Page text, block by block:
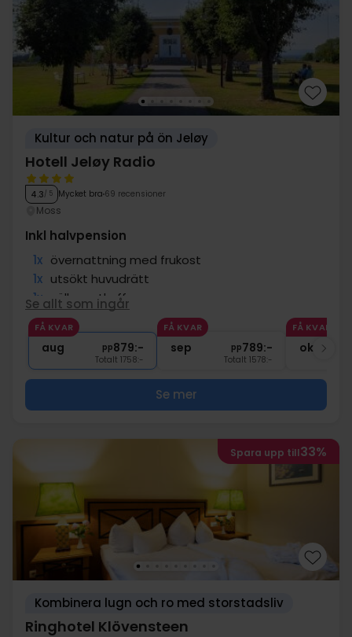
Kultur och natur på ön Jeløy
Hotell Jeløy Radio
4.3/ 5 Mycket bra 69 recensioner
Moss
Inkl halvpension
1x övernattning med frukost
1x utsökt huvudrätt
1x välkomstkaffe
∞ Tillgång till gym
∞ Gratis parkering och internet
Se allt som ingår
FÅ KVAR
aug pp879:-
Totalt 1758:-
FÅ KVAR
sep pp789:-
Totalt 1578:-
FÅ KVAR
okt
Se mer
Spara upp till33%
Kombinera lugn och ro med storstadsliv
Ringhotel Klövensteen